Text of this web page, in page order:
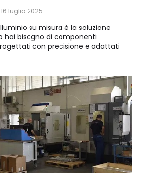
16 luglio 2025
su misura è la soluzione
hai bisogno di componenti
con precisione e adattati